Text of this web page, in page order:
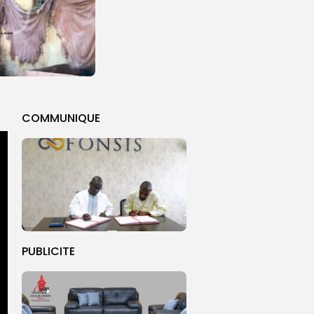
COMMUNIQUE
PUBLICITE